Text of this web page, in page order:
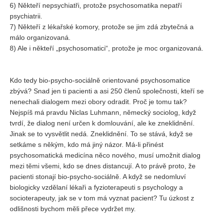
Vydání 1-2/ 2022
Vydání 3-4/ 2022
Vydání 1/ 2021
Vydání 3-4/ 2020
Vydání 1-2/ 2020
Vydání 3-4/ 2019
Vydání 1-2/ 2019
Vydání 4/2018
Vydání 2-3/2018
Vydání 1-2018
6) Někteří nepsychiatři, protože psychosomatika nepatří
psychiatrii.
7) Někteří z lékařské komory, protože se jim zdá zbytečná a
málo organizovaná.
8) Ale i někteří „psychosomatici“, protože je moc organizovaná.
Kdo tedy bio-psycho-sociálně orientované psychosomatice
zbývá? Snad jen ti pacienti a asi 250 členů společnosti, kteří se
nenechali dialogem mezi obory odradit. Proč je tomu tak?
Nejspíš má pravdu Niclas Luhmann, německý sociolog, když
tvrdí, že dialog není určen k domlouvání, ale ke zneklidnění.
Jinak se to vysvětlit nedá. Zneklidnění. To se stává, když se
setkáme s někým, kdo má jiný názor. Má-li přinést
psychosomatická medicína něco nového, musí umožnit dialog
mezi těmi všemi, kdo se dnes distancují. A to právě proto, že
pacienti stonají bio-psycho-sociálně. A když se nedomluví
biologicky vzdělaní lékaři a fyzioterapeuti s psychology a
socioterapeuty, jak se v tom má vyznat pacient? Tu úzkost z
odlišnosti bychom měli přece vydržet my.